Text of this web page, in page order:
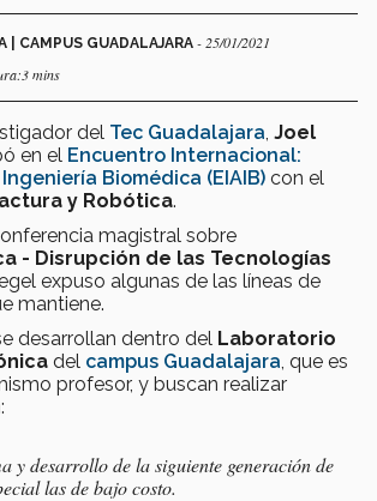
| CAMPUS GUADALAJARA - 25/01/2021
mins
del Tec Guadalajara Joel
en el Encuentro Internacional:
Biomédica (EIAIB) con el
y Robótica.
magistral sobre
- Disrupción de las Tecnologías
expuso algunas de las líneas de
mantiene.
desarrollan dentro del Laboratorio
del campus Guadalajara , que es
profesor, y buscan realizar
y desarrollo de la siguiente generación de
las de bajo costo.